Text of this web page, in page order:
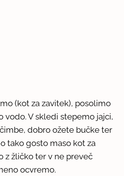
(kot za zavitek), posolimo
vodo. V skledi stepemo jajci,
dobro ožete bučke ter
tako gosto maso kot za
z žličko ter v ne preveč
ocvremo.